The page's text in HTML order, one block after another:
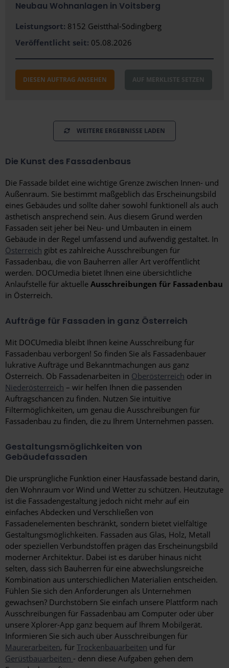
Amstetten
Baden
Braunau am Inn
Feldkirch
Gänserndorf
Neubau Wohnanlagen in Voitsberg
Leistungsort: 8152 Geistthal-Södingberg
Veröffentlicht seit: 05.08.2026
DIESEN AUFTRAG ANSEHEN AUF MERKLISTE SETZEN
WEITERE ERGEBNISSE LADEN
Die Kunst des Fassadenbaus
Die Fassade bildet eine wichtige Grenze zwischen Innen- und
Außenraum. Sie bestimmt maßgeblich das Erscheinungsbild
eines Gebäudes und sollte daher sowohl funktionell als auch
ästhetisch ansprechend sein. Aus diesem Grund werden
Fassaden seit jeher bei Neu- und Umbauten in einem
Gebäude in der Regel umfassend und aufwendig gestaltet. In
Österreich gibt es zahlreiche Ausschreibungen für
Fassadenbau, die von Bauherren aller Art veröffentlicht
werden. DOCUmedia bietet Ihnen eine übersichtliche
Anlaufstelle für aktuelle Ausschreibungen für Fassadenbau
in Österreich.
Aufträge für Fassaden in ganz Österreich
Mit DOCUmedia bleibt Ihnen keine Ausschreibung für
Fassadenbau verborgen! So finden Sie als Fassadenbauer
lukrative Aufträge und Bekanntmachungen aus ganz
Österreich. Ob Fassadenarbeiten in Oberösterreich oder in
Niederösterreich – wir helfen Ihnen die passenden
Auftragschancen zu finden. Nutzen Sie intuitive
Filtermöglichkeiten, um genau die Ausschreibungen für
Fassadenbau zu finden, die zu Ihrem Unternehmen passen.
Gestaltungsmöglichkeiten von
Gebäudefassaden
Die ursprüngliche Funktion einer Hausfassade bestand darin,
den Wohnraum vor Wind und Wetter zu schützen. Heutzutage
ist die Fassadengestaltung jedoch nicht mehr auf ein
einfaches Abdecken und Verschließen von
Fassadenelementen beschränkt, sondern bietet vielfältige
Gestaltungsmöglichkeiten. Fassaden aus Glas, Holz, Metall
oder speziellen Verbundstoffen prägen das Erscheinungsbild
moderner Architektur. Dabei ist es darüber hinaus nicht
selten, dass sich Bauherren für eine abwechslungsreiche
Kombination aus unterschiedlichen Materialien entscheiden.
Fühlen Sie sich den Anforderungen als Unternehmen
gewachsen? Durchstöbern Sie einfach unsere Plattform nach
Ausschreibungen für Fassadenbau am Computer oder über
unsere Xplorer-App ganz bequem auf Ihrem Mobilgerät.
Informieren Sie sich auch über Ausschreibungen für
Maurerarbeiten, für Trockenbauarbeiten und für
Gerüstbauarbeiten - denn diese Aufgaben gehen dem